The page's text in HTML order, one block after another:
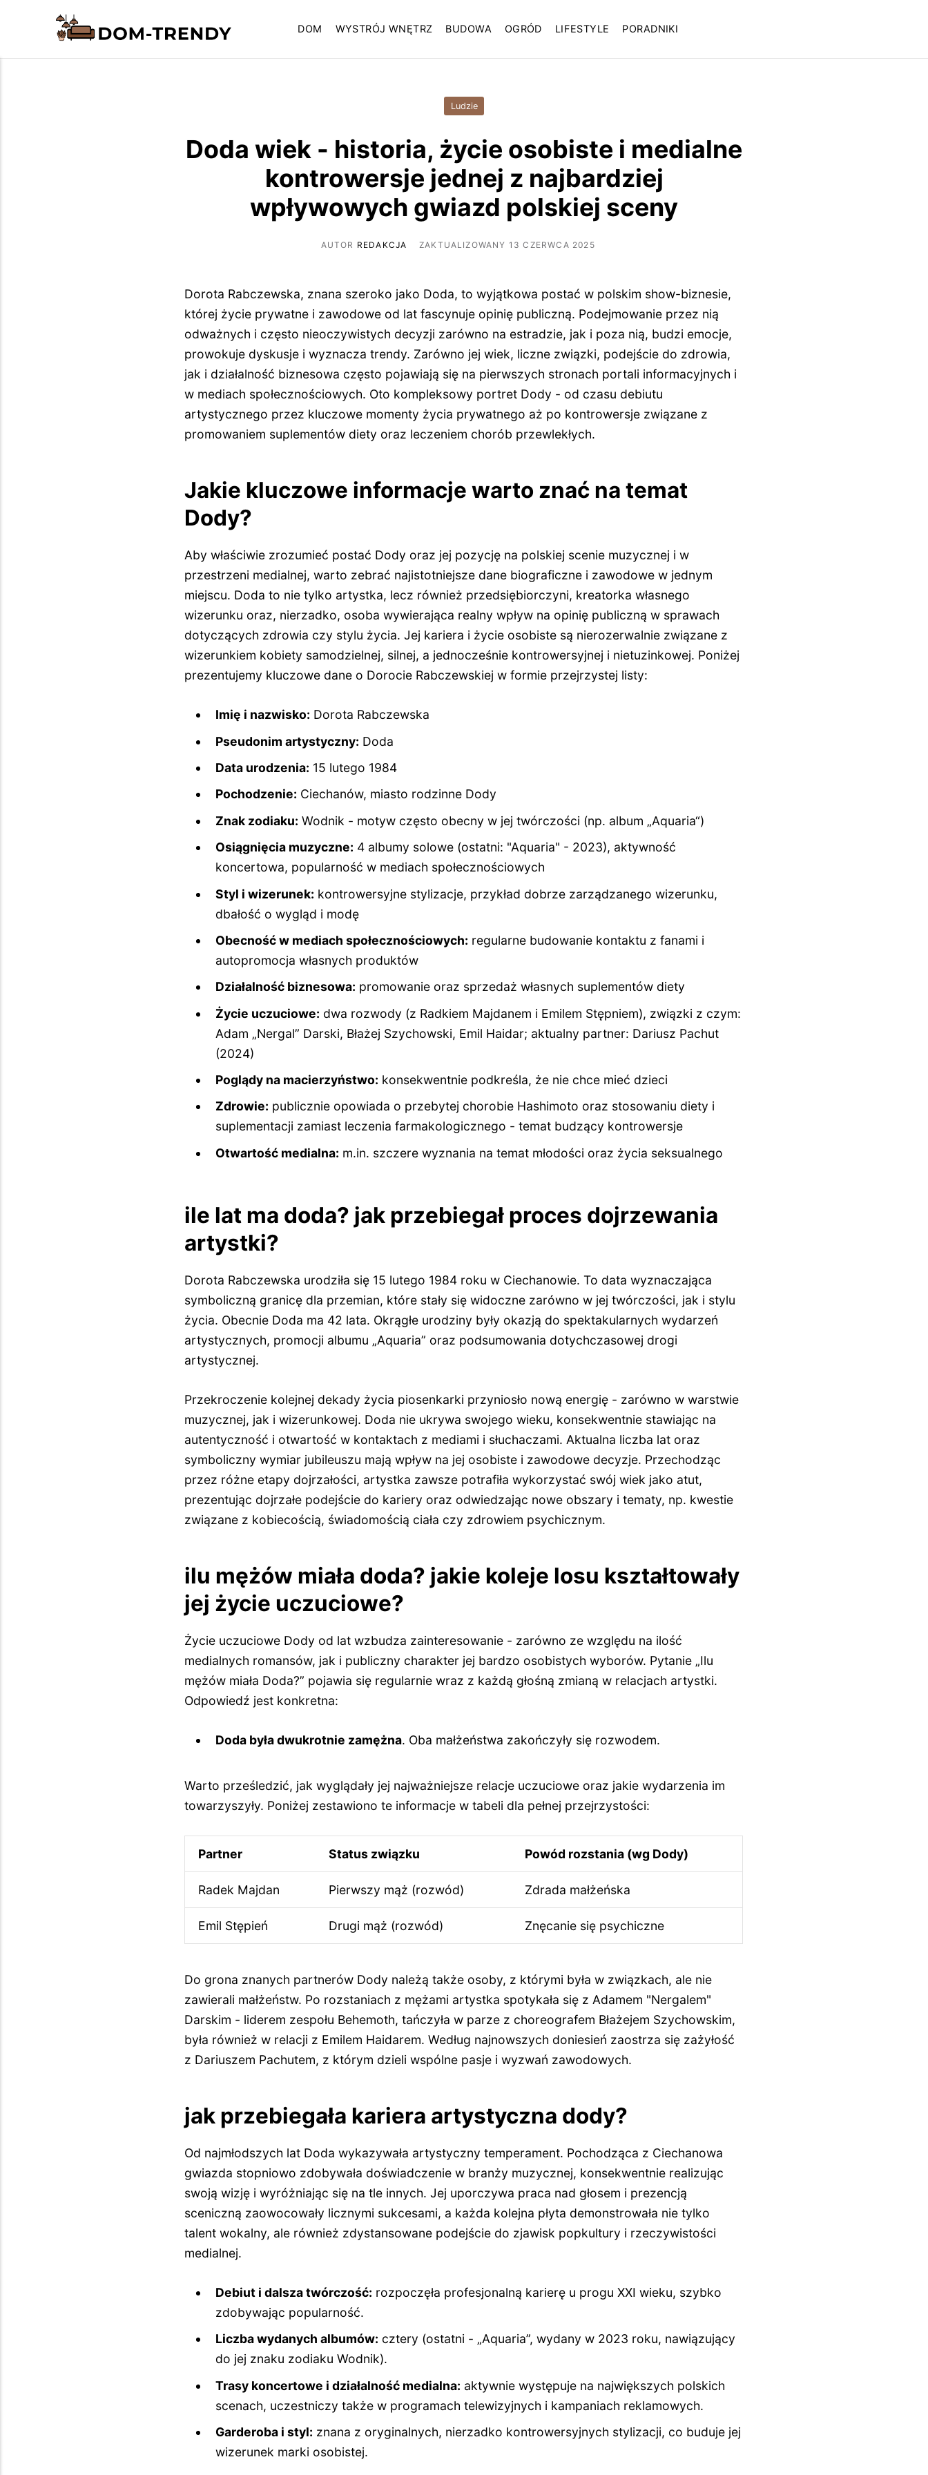
DOM WYSTRÓJ WNĘTRZ BUDOWA OGRÓD LIFESTYLE PORADNIKI
Ludzie
Doda wiek - historia, życie osobiste i medialne
kontrowersje jednej z najbardziej
wpływowych gwiazd polskiej sceny
AUTOR REDAKCJA ZAKTUALIZOWANY 13 CZERWCA 2025
Dorota Rabczewska, znana szeroko jako Doda, to wyjątkowa postać w polskim show-biznesie,
której życie prywatne i zawodowe od lat fascynuje opinię publiczną. Podejmowanie przez nią
odważnych i często nieoczywistych decyzji zarówno na estradzie, jak i poza nią, budzi emocje,
prowokuje dyskusje i wyznacza trendy. Zarówno jej wiek, liczne związki, podejście do zdrowia,
jak i działalność biznesowa często pojawiają się na pierwszych stronach portali informacyjnych i
w mediach społecznościowych. Oto kompleksowy portret Dody - od czasu debiutu
artystycznego przez kluczowe momenty życia prywatnego aż po kontrowersje związane z
promowaniem suplementów diety oraz leczeniem chorób przewlekłych.
Jakie kluczowe informacje warto znać na temat
Dody?
Aby właściwie zrozumieć postać Dody oraz jej pozycję na polskiej scenie muzycznej i w
przestrzeni medialnej, warto zebrać najistotniejsze dane biograficzne i zawodowe w jednym
miejscu. Doda to nie tylko artystka, lecz również przedsiębiorczyni, kreatorka własnego
wizerunku oraz, nierzadko, osoba wywierająca realny wpływ na opinię publiczną w sprawach
dotyczących zdrowia czy stylu życia. Jej kariera i życie osobiste są nierozerwalnie związane z
wizerunkiem kobiety samodzielnej, silnej, a jednocześnie kontrowersyjnej i nietuzinkowej. Poniżej
prezentujemy kluczowe dane o Dorocie Rabczewskiej w formie przejrzystej listy:
Imię i nazwisko: Dorota Rabczewska
Pseudonim artystyczny: Doda
Data urodzenia: 15 lutego 1984
Pochodzenie: Ciechanów, miasto rodzinne Dody
Znak zodiaku: Wodnik - motyw często obecny w jej twórczości (np. album „Aquaria“)
Osiągnięcia muzyczne: 4 albumy solowe (ostatni: "Aquaria" - 2023), aktywność
koncertowa, popularność w mediach społecznościowych
Styl i wizerunek: kontrowersyjne stylizacje, przykład dobrze zarządzanego wizerunku,
dbałość o wygląd i modę
Obecność w mediach społecznościowych: regularne budowanie kontaktu z fanami i
autopromocja własnych produktów
Działalność biznesowa: promowanie oraz sprzedaż własnych suplementów diety
Życie uczuciowe: dwa rozwody (z Radkiem Majdanem i Emilem Stępniem), związki z czym:
Adam „Nergal” Darski, Błażej Szychowski, Emil Haidar; aktualny partner: Dariusz Pachut
(2024)
Poglądy na macierzyństwo: konsekwentnie podkreśla, że nie chce mieć dzieci
Zdrowie: publicznie opowiada o przebytej chorobie Hashimoto oraz stosowaniu diety i
suplementacji zamiast leczenia farmakologicznego - temat budzący kontrowersje
Otwartość medialna: m.in. szczere wyznania na temat młodości oraz życia seksualnego
ile lat ma doda? jak przebiegał proces dojrzewania
artystki?
Dorota Rabczewska urodziła się 15 lutego 1984 roku w Ciechanowie. To data wyznaczająca
symboliczną granicę dla przemian, które stały się widoczne zarówno w jej twórczości, jak i stylu
życia. Obecnie Doda ma 42 lata. Okrągłe urodziny były okazją do spektakularnych wydarzeń
artystycznych, promocji albumu „Aquaria” oraz podsumowania dotychczasowej drogi
artystycznej.
Przekroczenie kolejnej dekady życia piosenkarki przyniosło nową energię - zarówno w warstwie
muzycznej, jak i wizerunkowej. Doda nie ukrywa swojego wieku, konsekwentnie stawiając na
autentyczność i otwartość w kontaktach z mediami i słuchaczami. Aktualna liczba lat oraz
symboliczny wymiar jubileuszu mają wpływ na jej osobiste i zawodowe decyzje. Przechodząc
przez różne etapy dojrzałości, artystka zawsze potrafiła wykorzystać swój wiek jako atut,
prezentując dojrzałe podejście do kariery oraz odwiedzając nowe obszary i tematy, np. kwestie
związane z kobiecością, świadomością ciała czy zdrowiem psychicznym.
ilu mężów miała doda? jakie koleje losu kształtowały
jej życie uczuciowe?
Życie uczuciowe Dody od lat wzbudza zainteresowanie - zarówno ze względu na ilość
medialnych romansów, jak i publiczny charakter jej bardzo osobistych wyborów. Pytanie „Ilu
mężów miała Doda?” pojawia się regularnie wraz z każdą głośną zmianą w relacjach artystki.
Odpowiedź jest konkretna:
Doda była dwukrotnie zamężna. Oba małżeństwa zakończyły się rozwodem.
Warto prześledzić, jak wyglądały jej najważniejsze relacje uczuciowe oraz jakie wydarzenia im
towarzyszyły. Poniżej zestawiono te informacje w tabeli dla pełnej przejrzystości:
Partner Status związku Powód rozstania (wg Dody)
Radek Majdan Pierwszy mąż (rozwód) Zdrada małżeńska
Emil Stępień Drugi mąż (rozwód) Znęcanie się psychiczne
Do grona znanych partnerów Dody należą także osoby, z którymi była w związkach, ale nie
zawierali małżeństw. Po rozstaniach z mężami artystka spotykała się z Adamem "Nergalem"
Darskim - liderem zespołu Behemoth, tańczyła w parze z choreografem Błażejem Szychowskim,
była również w relacji z Emilem Haidarem. Według najnowszych doniesień zaostrza się zażyłość
z Dariuszem Pachutem, z którym dzieli wspólne pasje i wyzwań zawodowych.
jak przebiegała kariera artystyczna dody?
Od najmłodszych lat Doda wykazywała artystyczny temperament. Pochodząca z Ciechanowa
gwiazda stopniowo zdobywała doświadczenie w branży muzycznej, konsekwentnie realizując
swoją wizję i wyróżniając się na tle innych. Jej uporczywa praca nad głosem i prezencją
sceniczną zaowocowały licznymi sukcesami, a każda kolejna płyta demonstrowała nie tylko
talent wokalny, ale również zdystansowane podejście do zjawisk popkultury i rzeczywistości
medialnej.
Debiut i dalsza twórczość: rozpoczęła profesjonalną karierę u progu XXI wieku, szybko
zdobywając popularność.
Liczba wydanych albumów: cztery (ostatni - „Aquaria”, wydany w 2023 roku, nawiązujący
do jej znaku zodiaku Wodnik).
Trasy koncertowe i działalność medialna: aktywnie występuje na największych polskich
scenach, uczestniczy także w programach telewizyjnych i kampaniach reklamowych.
Garderoba i styl: znana z oryginalnych, nierzadko kontrowersyjnych stylizacji, co buduje jej
wizerunek marki osobistej.